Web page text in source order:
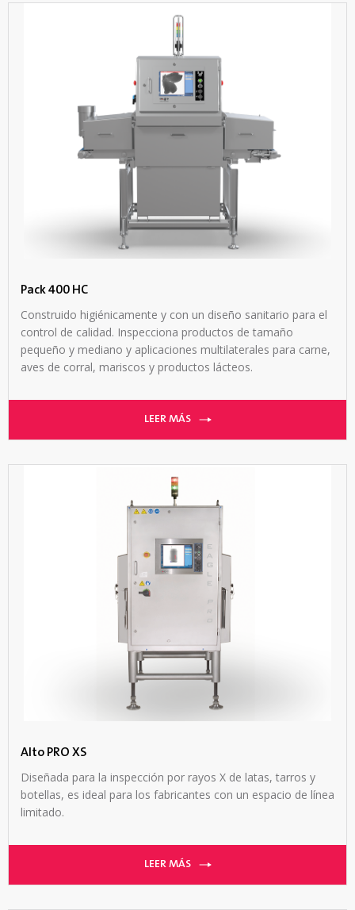
Pack 400 HC
Construido higiénicamente y con un diseño sanitario para el
control de calidad. Inspecciona productos de tamaño
pequeño y mediano y aplicaciones multilaterales para carne,
aves de corral, mariscos y productos lácteos.
LEER MÁS
Alto PRO XS
Diseñada para la inspección por rayos X de latas, tarros y
botellas, es ideal para los fabricantes con un espacio de línea
limitado.
LEER MÁS